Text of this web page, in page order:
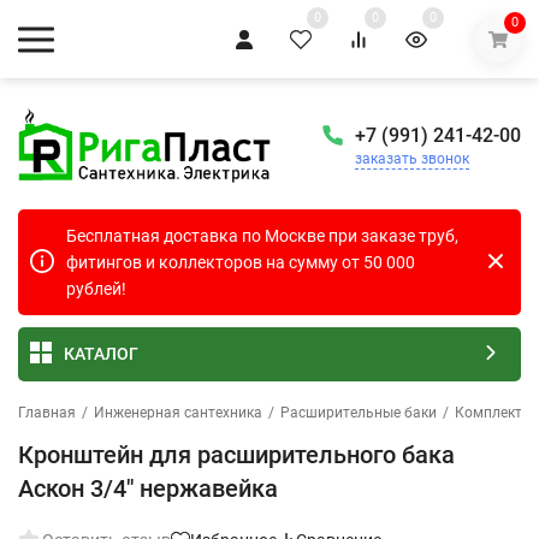
0 0 0 0
+7 (991) 241-42-00
заказать звонок
Бесплатная доставка по Москве при заказе труб,
фитингов и коллекторов на сумму от 50 000
рублей!
КАТАЛОГ
Главная / Инженерная сантехника / Расширительные баки /
Кронштейн для расширительного бака
Аскон 3/4" нержавейка